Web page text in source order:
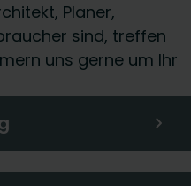
Planer,
sind, treffen
uns gerne um Ihr